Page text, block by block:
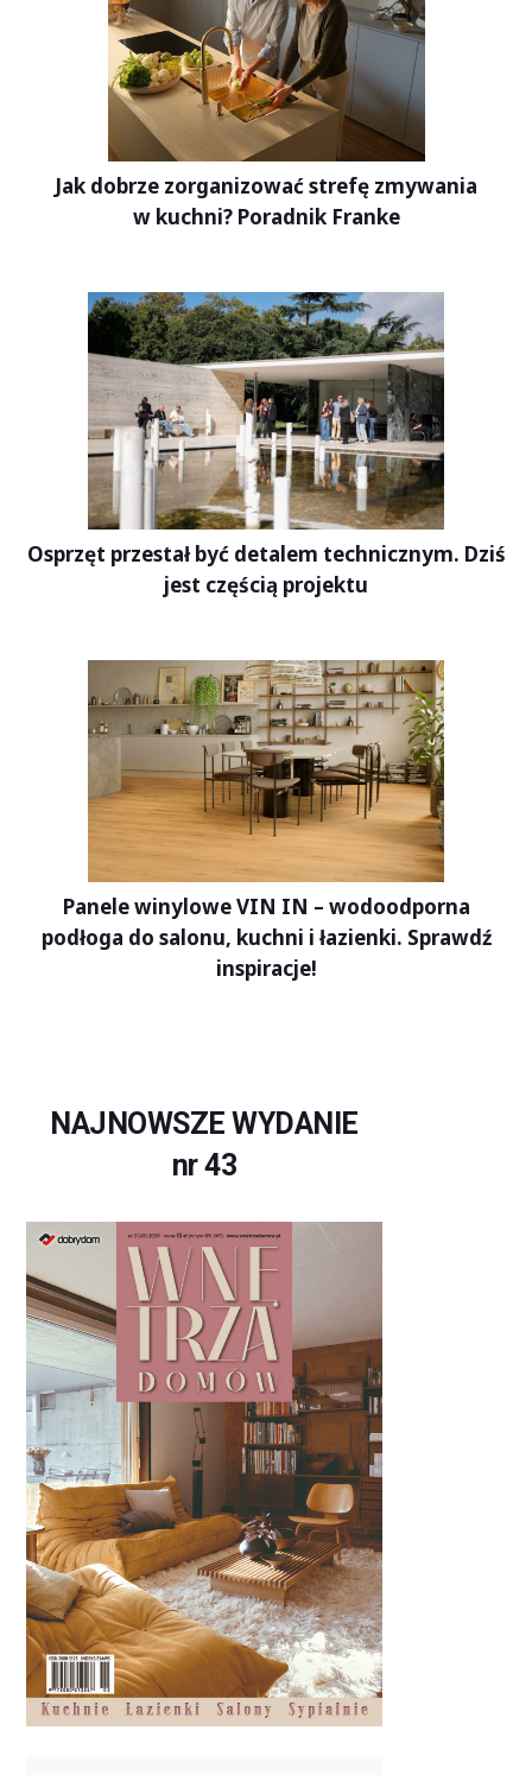
Jak dobrze zorganizować strefę zmywania
w kuchni? Poradnik Franke
Osprzęt przestał być detalem technicznym. Dziś
jest częścią projektu
Panele winylowe VIN IN – wodoodporna
podłoga do salonu, kuchni i łazienki. Sprawdź
inspiracje!
NAJNOWSZE WYDANIE
nr 43